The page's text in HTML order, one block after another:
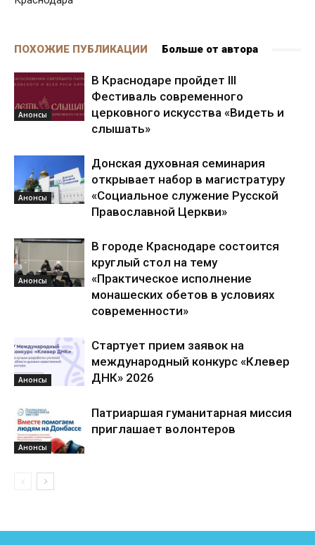
ПОХОЖИЕ ПУБЛИКАЦИИ Больше от автора
Анонсы
В Краснодаре пройдет ІІІ
Фестиваль современного
церковного искусства «Видеть и
слышать»
Анонсы
Донская духовная семинария
открывает набор в магистратуру
«Социальное служение Русской
Православной Церкви»
Анонсы
В городе Краснодаре состоится
круглый стол на тему
«Практическое исполнение
монашеских обетов в условиях
современности»
Анонсы
Стартует прием заявок на
международный конкурс «Клевер
ДНК» 2026
Анонсы
Патриаршая гуманитарная миссия
приглашает волонтеров